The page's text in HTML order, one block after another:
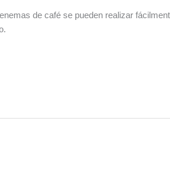
de café se pueden realizar